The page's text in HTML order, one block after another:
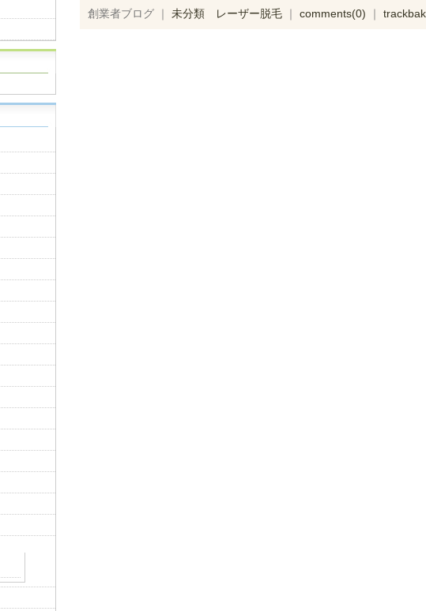
創業者ブログ ｜ 未分類 レーザー脱毛 ｜ comments(0) ｜